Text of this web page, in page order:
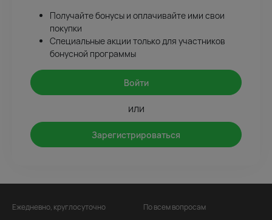
Получайте бонусы и оплачивайте ими свои
покупки
Специальные акции только для участников
бонусной программы
Войти
или
Зарегистрироваться
Ежедневно, круглосуточно По всем вопросам